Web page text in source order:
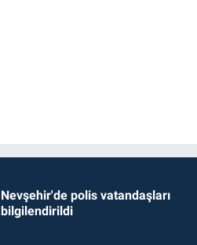
Nevşehir'de polis vatandaşları
bilgilendirildi